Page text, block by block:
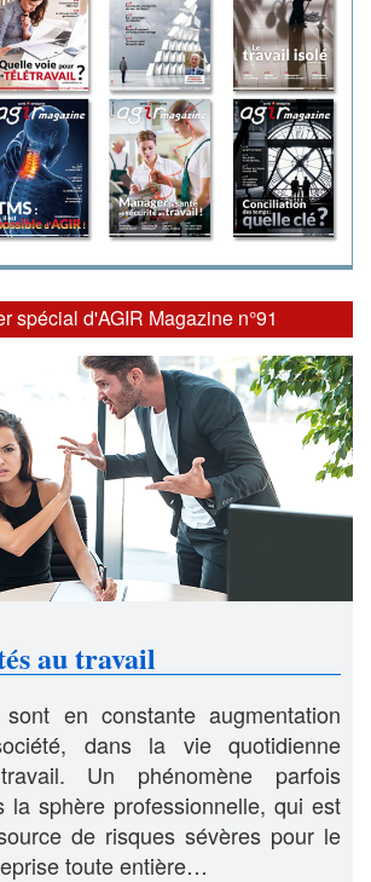
spécial d'AGIR Magazine n°91
au travail
en constante augmentation
dans la vie quotidienne
Un phénomène parfois
la sphère professionnelle, qui est
de risques sévères pour le
toute entière…